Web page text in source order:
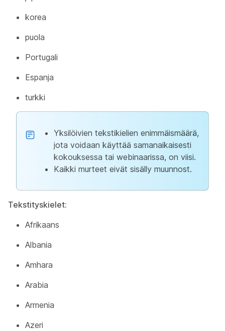
korea
puola
Portugali
Espanja
turkki
Yksilöivien tekstikielien enimmäismäärä,
jota voidaan käyttää samanaikaisesti
kokouksessa tai webinaarissa, on viisi.
Kaikki murteet eivät sisälly muunnost.
Tekstityskielet:
Afrikaans
Albania
Amhara
Arabia
Armenia
Azeri